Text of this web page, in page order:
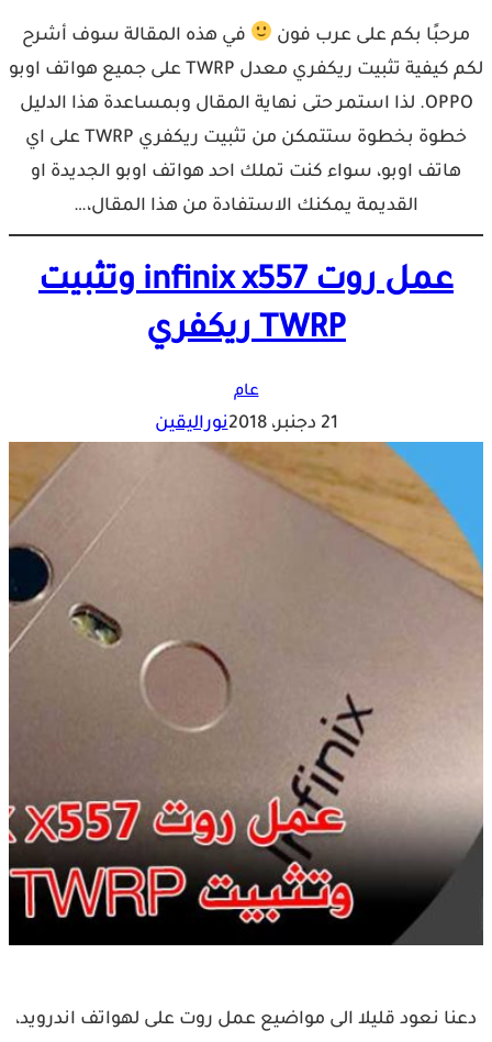
مرحبًا بكم على عرب فون
في هذه المقالة سوف أشرح
لكم كيفية تثبيت ريكفري معدل TWRP على جميع هواتف اوبو
OPPO. لذا استمر حتى نهاية المقال وبمساعدة هذا الدليل
خطوة بخطوة ستتمكن من تثبيت ريكفري TWRP على اي
هاتف اوبو، سواء كنت تملك احد هواتف اوبو الجديدة او
القديمة يمكنك الاستفادة من هذا المقال،…
عمل روت infinix x557 وتثبيت
TWRP ريكفري
عام
21 دجنبر، 2018 نوراليقين
دعنا نعود قليلا الى مواضيع عمل روت على لهواتف اندرويد،